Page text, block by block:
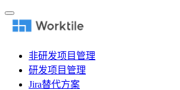
非研发项目管理
研发项目管理
Jira替代方案